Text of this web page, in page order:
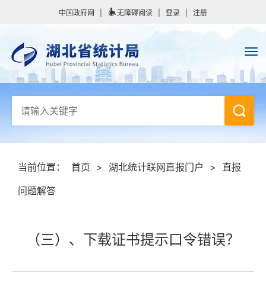
中国政府网 无障碍阅读 登录 注册
当前位置： 首页 > 湖北统计联网直报门户 >
直报
问题解答
（三）、下载证书提示口令错误？